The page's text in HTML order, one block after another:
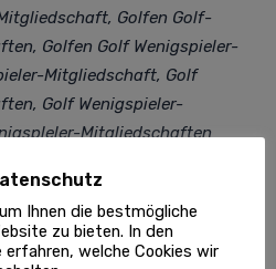
Golfen Golf-
Golfen Golf Wenigspieler-
Mitgliedschaft, Golf
Golf Wenigspieler-
Mitgliedschaften
Sondermitgliedschaften,
Deutschland, Golf
Sondermitgliedschaft, Golf-
Ihnen die bestmögliche
zu bieten. In den
erfahren, welche Cookies wir